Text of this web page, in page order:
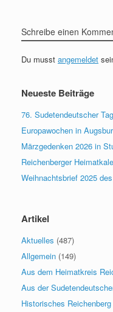
Schreibe einen
Du musst angemeldet
Neueste Beiträge
76. Sudetendeutscher
Europawochen in
Märzgedenken 2026 in
Reichenberger
Weihnachtsbrief 2025
Artikel
Aktuelles (487)
Allgemein (149)
Aus dem Heimatkreis
Aus der
Historisches Reichenberg